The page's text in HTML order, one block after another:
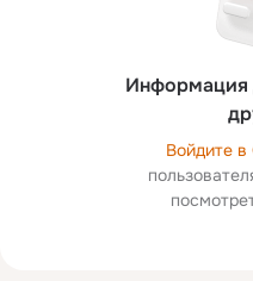
Информация
Войдите